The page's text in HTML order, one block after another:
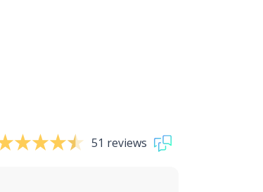
51 reviews